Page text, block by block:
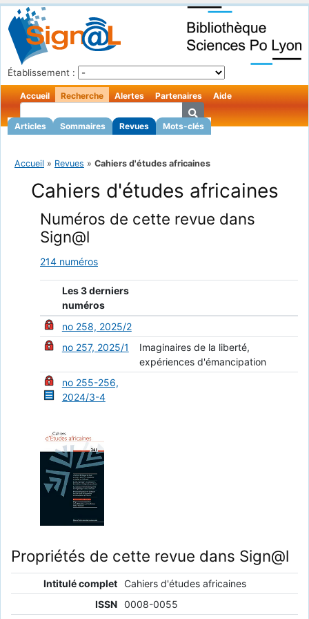
Établissement :
Accueil Recherche
Articles Sommaires Revues Mots-clés
Alertes Partenaires Aide
Accueil » Revues » Cahiers d'études africaines
Cahiers d'études africaines
Numéros de cette revue dans
Sign@l
214 numéros
Les 3 derniers
numéros
no 258, 2025/2
no 257, 2025/1
Imaginaires de la liberté,
expériences d'émancipation
no 255-256,
2024/3-4
Propriétés de cette revue dans Sign@l
Intitulé complet Cahiers d'études africaines
ISSN 0008-0055